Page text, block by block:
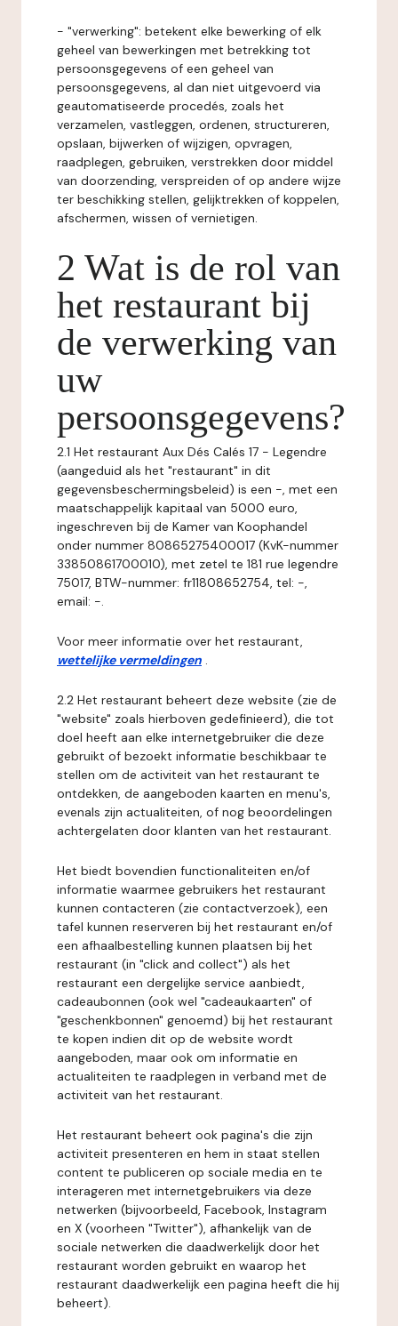
- "verwerking": betekent elke bewerking of elk
geheel van bewerkingen met betrekking tot
persoonsgegevens of een geheel van
persoonsgegevens, al dan niet uitgevoerd via
geautomatiseerde procedés, zoals het
verzamelen, vastleggen, ordenen, structureren,
opslaan, bijwerken of wijzigen, opvragen,
raadplegen, gebruiken, verstrekken door middel
van doorzending, verspreiden of op andere wijze
ter beschikking stellen, gelijktrekken of koppelen,
afschermen, wissen of vernietigen.
2 Wat is de rol van
het restaurant bij
de verwerking van
uw
persoonsgegevens?
2.1 Het restaurant Aux Dés Calés 17 - Legendre
(aangeduid als het "restaurant" in dit
gegevensbeschermingsbeleid) is een -, met een
maatschappelijk kapitaal van 5000 euro,
ingeschreven bij de Kamer van Koophandel
onder nummer 80865275400017 (KvK-nummer
33850861700010), met zetel te 181 rue legendre
75017, BTW-nummer: fr11808652754, tel: -,
email: -.
Voor meer informatie over het restaurant,
wettelijke vermeldingen .
2.2 Het restaurant beheert deze website (zie de
"website" zoals hierboven gedefinieerd), die tot
doel heeft aan elke internetgebruiker die deze
gebruikt of bezoekt informatie beschikbaar te
stellen om de activiteit van het restaurant te
ontdekken, de aangeboden kaarten en menu's,
evenals zijn actualiteiten, of nog beoordelingen
achtergelaten door klanten van het restaurant.
Het biedt bovendien functionaliteiten en/of
informatie waarmee gebruikers het restaurant
kunnen contacteren (zie contactverzoek), een
tafel kunnen reserveren bij het restaurant en/of
een afhaalbestelling kunnen plaatsen bij het
restaurant (in "click and collect") als het
restaurant een dergelijke service aanbiedt,
cadeaubonnen (ook wel "cadeaukaarten" of
"geschenkbonnen" genoemd) bij het restaurant
te kopen indien dit op de website wordt
aangeboden, maar ook om informatie en
actualiteiten te raadplegen in verband met de
activiteit van het restaurant.
Het restaurant beheert ook pagina's die zijn
activiteit presenteren en hem in staat stellen
content te publiceren op sociale media en te
interageren met internetgebruikers via deze
netwerken (bijvoorbeeld, Facebook, Instagram
en X (voorheen "Twitter"), afhankelijk van de
sociale netwerken die daadwerkelijk door het
restaurant worden gebruikt en waarop het
restaurant daadwerkelijk een pagina heeft die hij
beheert).